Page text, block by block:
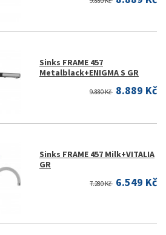
Sinks FRAME 457
Metalblack+ENIGMA S GR
9.880 Kč 8.889 Kč
Sinks FRAME 457 Milk+VITALIA
GR
7.280 Kč 6.549 Kč